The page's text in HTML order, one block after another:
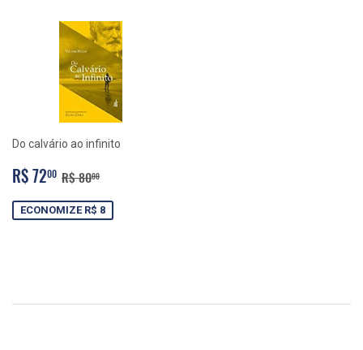
Do calvário ao infinito
PREÇO
PROMOCIONAL
R$ 7200 R$
72,00
PREÇO NORMAL
R$ 8000
ECONOMIZE R$ 8